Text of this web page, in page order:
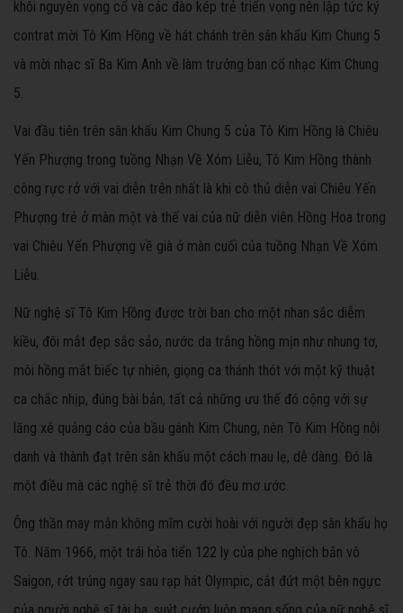
khôi nguyên vọng cổ và các đào kép trẻ triển vọng nên lập tức ký
contrat mời Tô Kim Hồng về hát chánh trên sân khấu Kim Chung 5
và mời nhạc sĩ Ba Kim Anh về làm trưởng ban cổ nhạc Kim Chung
5.
Vai đầu tiên trên sân khấu Kim Chung 5 của Tô Kim Hồng là Chiêu
Yến Phượng trong tuồng Nhạn Về Xóm Liễu, Tô Kim Hồng thành
công rực rở với vai diễn trên nhất là khi cô thủ diễn vai Chiêu Yến
Phượng trẻ ở màn một và thế vai của nữ diễn viên Hồng Hoa trong
vai Chiêu Yến Phượng về già ở màn cuối của tuồng Nhạn Về Xóm
Liễu.
Nữ nghệ sĩ Tô Kim Hồng được trời ban cho một nhan sắc diễm
kiều, đôi mắt đẹp sắc sảo, nước da trắng hồng mịn như nhung tơ,
môi hồng mắt biếc tự nhiên, giọng ca thánh thót với một kỹ thuật
ca chắc nhịp, đúng bài bản, tất cả những ưu thế đó cộng với sự
lăng xê quảng cáo của bầu gánh Kim Chung, nên Tô Kim Hồng nỗi
danh và thành đạt trên sân khấu một cách mau lẹ, dễ dàng. Đó là
một điều mà các nghệ sĩ trẻ thời đó đều mơ ước.
Ông thần may mắn không mĩm cười hoài với người đẹp sân khấu họ
Tô. Năm 1966, một trái hỏa tiển 122 ly của phe nghịch bắn vô
Saigon, rớt trúng ngay sau rạp hát Olympic, cắt đứt một bên ngực